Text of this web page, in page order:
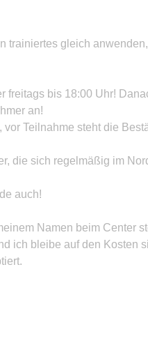
trainiertes gleich
freitags bis 18:00 Uhr!
an!
Teilnahme steht die
die sich regelmäßig im
auch!
Namen beim Center
ich bleibe auf den Kosten